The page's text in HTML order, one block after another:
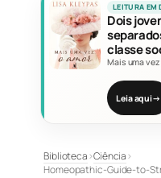
LEITURA EM
Dois
classe
Mais uma
Leia aqui→
Biblioteca›Ciência›
Homeopathic-Guide-to-